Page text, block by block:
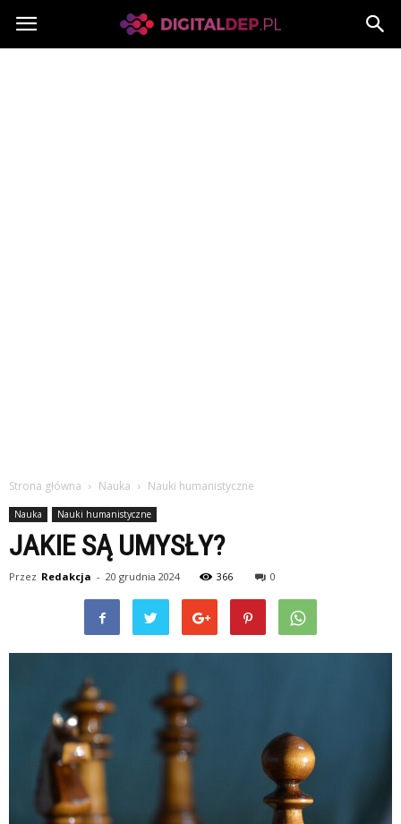
Digitaldep.pl
Strona główna Nauka Nauki humanistyczne
Nauka Nauki humanistyczne
JAKIE SĄ UMYSŁY?
Przez Redakcja - 20 grudnia 2024 366 0